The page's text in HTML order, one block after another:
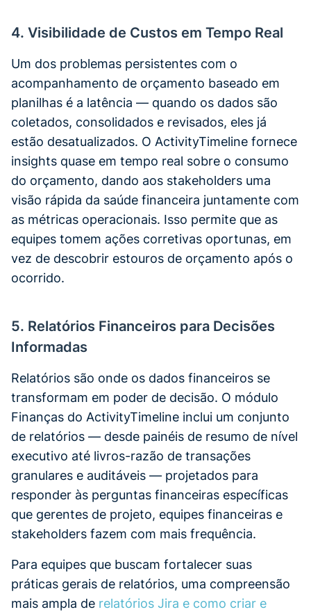
4. Visibilidade de Custos em Tempo Real
Um dos problemas persistentes com o
acompanhamento de orçamento baseado em
planilhas é a latência — quando os dados são
coletados, consolidados e revisados, eles já
estão desatualizados. O ActivityTimeline fornece
insights quase em tempo real sobre o consumo
do orçamento, dando aos stakeholders uma
visão rápida da saúde financeira juntamente com
as métricas operacionais. Isso permite que as
equipes tomem ações corretivas oportunas, em
vez de descobrir estouros de orçamento após o
ocorrido.
5. Relatórios Financeiros para Decisões
Informadas
Relatórios são onde os dados financeiros se
transformam em poder de decisão. O módulo
Finanças do ActivityTimeline inclui um conjunto
de relatórios — desde painéis de resumo de nível
executivo até livros-razão de transações
granulares e auditáveis — projetados para
responder às perguntas financeiras específicas
que gerentes de projeto, equipes financeiras e
stakeholders fazem com mais frequência.
Para equipes que buscam fortalecer suas
práticas gerais de relatórios, uma compreensão
mais ampla de relatórios Jira e como criar e